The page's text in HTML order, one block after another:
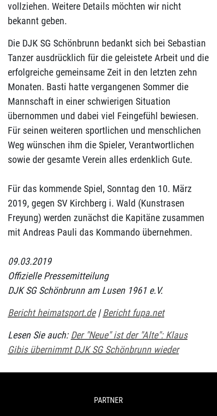
vollziehen. Weitere Details möchten wir nicht
bekannt geben.
Die DJK SG Schönbrunn bedankt sich bei Sebastian
Tanzer ausdrücklich für die geleistete Arbeit und die
erfolgreiche gemeinsame Zeit in den letzten zehn
Monaten. Basti hatte vergangenen Sommer die
Mannschaft in einer schwierigen Situation
übernommen und dabei viel Feingefühl bewiesen.
Für seinen weiteren sportlichen und menschlichen
Weg wünschen ihm die Spieler, Verantwortlichen
sowie der gesamte Verein alles erdenklich Gute.
Für das kommende Spiel, Sonntag den 10. März
2019, gegen SV Kirchberg i. Wald (Kunstrasen
Freyung) werden zunächst die Kapitäne zusammen
mit Andreas Pauli das Kommando übernehmen.
09.03.2019
Offizielle Pressemitteilung
DJK SG Schönbrunn am Lusen 1961 e.V.
Bericht heimatsport.de|Bericht fupa.net
Lesen Sie auch: Der "Neue" ist der "Alte": Klaus
Gibis übernimmt DJK SG Schönbrunn wieder
PARTNER